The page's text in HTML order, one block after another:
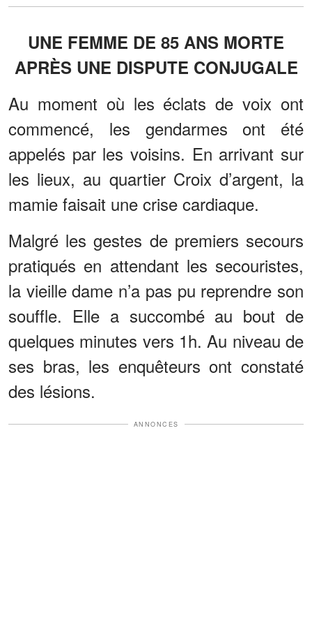
UNE FEMME DE 85 ANS MORTE
APRÈS UNE DISPUTE CONJUGALE
Au moment où les éclats de voix ont
commencé, les gendarmes ont été
appelés par les voisins. En arrivant sur
les lieux, au quartier Croix d’argent, la
mamie faisait une crise cardiaque.
Malgré les gestes de premiers secours
pratiqués en attendant les secouristes,
la vieille dame n’a pas pu reprendre son
souffle. Elle a succombé au bout de
quelques minutes vers 1h. Au niveau de
ses bras, les enquêteurs ont constaté
des lésions.
ANNONCES